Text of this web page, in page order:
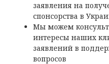
заявления на
спонсорства в
Мы можем
интересы наших
заявлений в
вопросов